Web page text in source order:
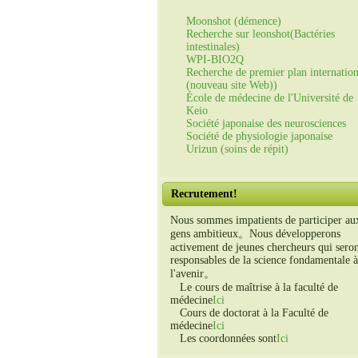
Moonshot (démence)
Recherche sur leonshot(Bactéries
intestinales)
WPI-BIO2Q
Recherche de premier plan
(nouveau site Web))
École de médecine de l'Université de
Keio
Société japonaise des neurosciences
Société de physiologie japonaise
Urizun (soins de répit)
Recrutement!
Nous sommes impatients de participer
gens ambitieux。Nous développerons
activement de jeunes chercheurs qui
responsables de la science fondamentale à
l'avenir。
Le cours de maîtrise à la faculté de
médecineIci
Cours de doctorat à la Faculté de
médecineIci
Les coordonnées sontIci